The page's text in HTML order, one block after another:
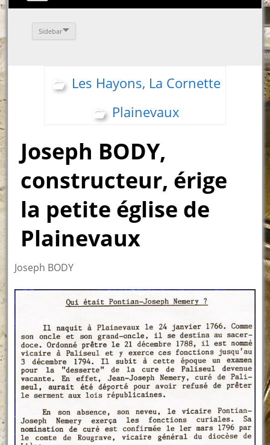
Sidebar
Les Hayons, La Cornette
Plainevaux
Joseph BODY,
constructeur, érige
la petite église de
Plainevaux
Joseph BODY